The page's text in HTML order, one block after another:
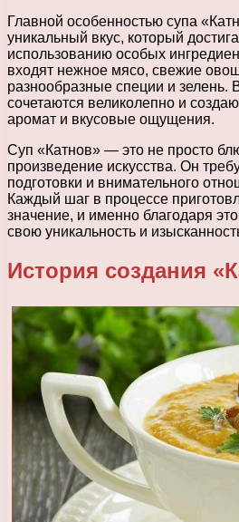
Главной особенностью супа
уникальный вкус, который
использованию особых
входят нежное мясо, свежие
разнообразные специи и зелень.
сочетаются великолепно и
аромат и вкусовые ощущения.
Суп «Катнов» — это не просто
произведение искусства. Он
подготовки и внимательного
Каждый шаг в процессе
значение, и именно благодаря
свою уникальность и
История создания